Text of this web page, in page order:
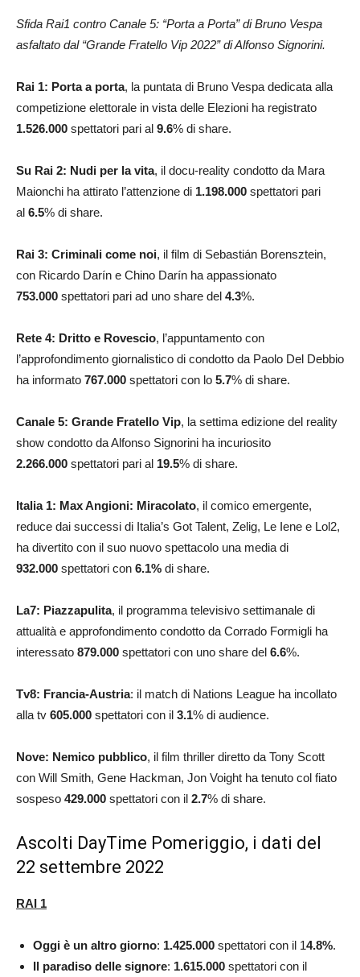
Sfida Rai1 contro Canale 5: “Porta a Porta” di Bruno Vespa
asfaltato dal “Grande Fratello Vip 2022” di Alfonso Signorini.
Rai 1: Porta a porta, la puntata di Bruno Vespa dedicata alla
competizione elettorale in vista delle Elezioni ha registrato
1.526.000 spettatori pari al 9.6% di share.
Su Rai 2: Nudi per la vita, il docu-reality condotto da Mara
Maionchi ha attirato l’attenzione di 1.198.000 spettatori pari
al 6.5% di share.
Rai 3: Criminali come noi, il film di Sebastián Borensztein,
con Ricardo Darín e Chino Darín ha appassionato
753.000 spettatori pari ad uno share del 4.3%.
Rete 4: Dritto e Rovescio, l’appuntamento con
l’approfondimento giornalistico di condotto da Paolo Del Debbio
ha informato 767.000 spettatori con lo 5.7% di share.
Canale 5: Grande Fratello Vip, la settima edizione del reality
show condotto da Alfonso Signorini ha incuriosito
2.266.000 spettatori pari al 19.5% di share.
Italia 1: Max Angioni: Miracolato, il comico emergente,
reduce dai successi di Italia’s Got Talent, Zelig, Le Iene e Lol2,
ha divertito con il suo nuovo spettacolo una media di
932.000 spettatori con 6.1% di share.
La7: Piazzapulita, il programma televisivo settimanale di
attualità e approfondimento condotto da Corrado Formigli ha
interessato 879.000 spettatori con uno share del 6.6%.
Tv8: Francia-Austria: il match di Nations League ha incollato
alla tv 605.000 spettatori con il 3.1% di audience.
Nove: Nemico pubblico, il film thriller diretto da Tony Scott
con Will Smith, Gene Hackman, Jon Voight ha tenuto col fiato
sospeso 429.000 spettatori con il 2.7% di share.
Ascolti DayTime Pomeriggio, i dati del
22 settembre 2022
RAI 1
Oggi è un altro giorno: 1.425.000 spettatori con il 14.8%.
Il paradiso delle signore: 1.615.000 spettatori con il